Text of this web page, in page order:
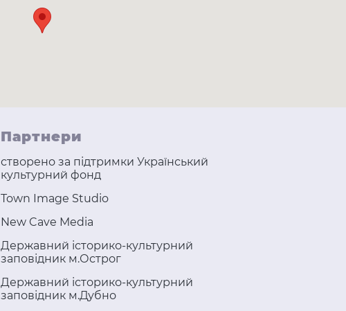
Партнери
створено за підтримки Український
культурний фонд
Town Image Studio
New Cave Media
Державний історико-культурний
заповідник м.Острог
Державний історико-культурний
заповідник м.Дубно